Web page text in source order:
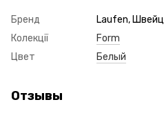
Бренд
Laufen,
Колекції
Form
Цвет
Белый
Отзывы